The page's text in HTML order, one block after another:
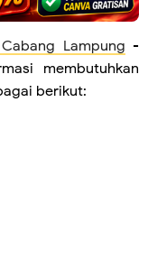
Lampung -
membutuhkan
berikut: